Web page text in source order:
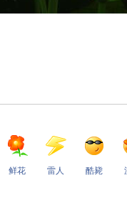
鲜花 雷人 酷毙